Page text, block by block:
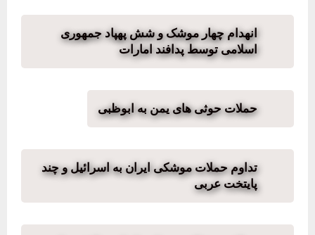
انهدام چهار موشک و شش پهپاد جمهوری
اسلامی توسط پدافند امارات
حملات حوثی های یمن به ابوظبی
تداوم حملات موشکی ایران به اسرائیل و چند
پایتخت عربی